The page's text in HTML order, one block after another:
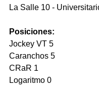
La Salle 10 -
Posiciones:
Jockey VT 5
Caranchos 5
CRaR 1
Logaritmo 0